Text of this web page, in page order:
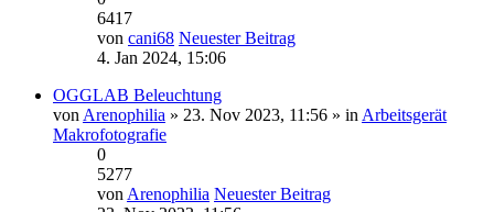
6417
von cani68 Neuester Beitrag
4. Jan 2024, 15:06
OGGLAB Beleuchtung
von Arenophilia » 23. Nov 2023, 11:56 » in Arbeitsgerät
Makrofotografie
0
5277
von Arenophilia Neuester Beitrag